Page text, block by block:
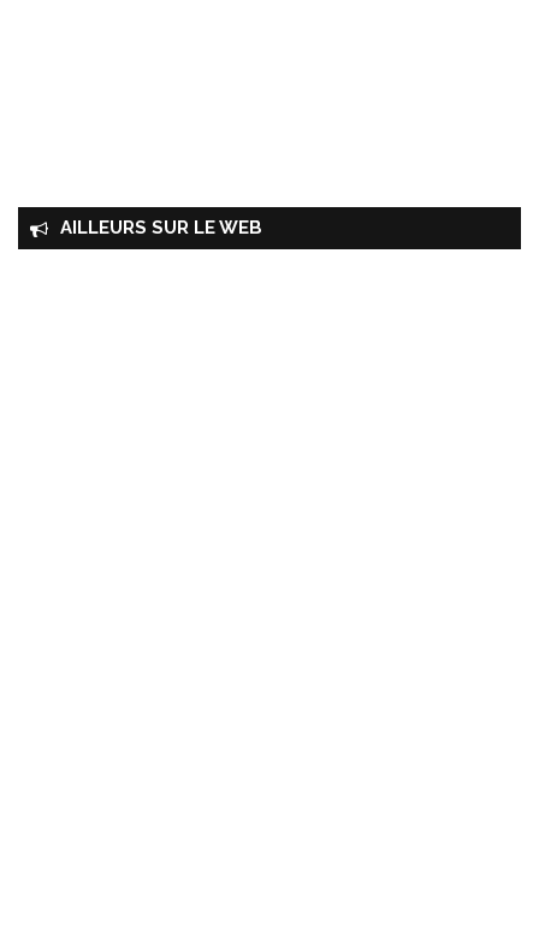
AILLEURS SUR LE WEB